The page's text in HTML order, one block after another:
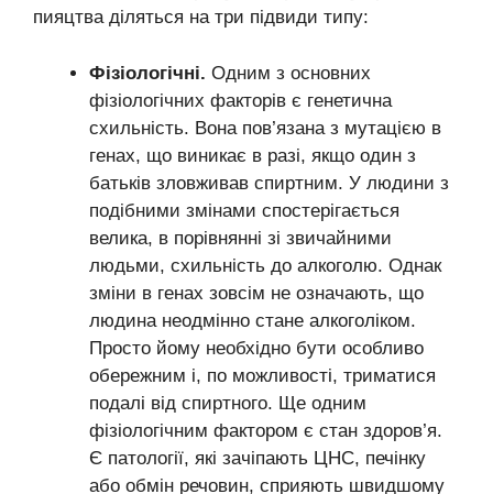
пияцтва діляться на три підвиди типу:
Фізіологічні. Одним з основних
фізіологічних факторів є генетична
схильність. Вона пов’язана з мутацією в
генах, що виникає в разі, якщо один з
батьків зловживав спиртним. У людини з
подібними змінами спостерігається
велика, в порівнянні зі звичайними
людьми, схильність до алкоголю. Однак
зміни в генах зовсім не означають, що
людина неодмінно стане алкоголіком.
Просто йому необхідно бути особливо
обережним і, по можливості, триматися
подалі від спиртного. Ще одним
фізіологічним фактором є стан здоров’я.
Є патології, які зачіпають ЦНС, печінку
або обмін речовин, сприяють швидшому